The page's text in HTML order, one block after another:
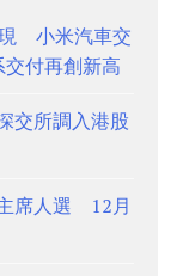
小米汽車交
付再創新高
交所調入港股
席人選 12月